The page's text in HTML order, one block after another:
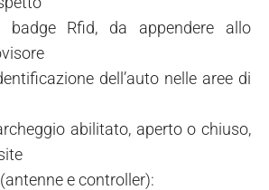
badge Rfid, da appendere allo
dell’auto nelle aree di
abilitato, aperto o chiuso,
e controller):